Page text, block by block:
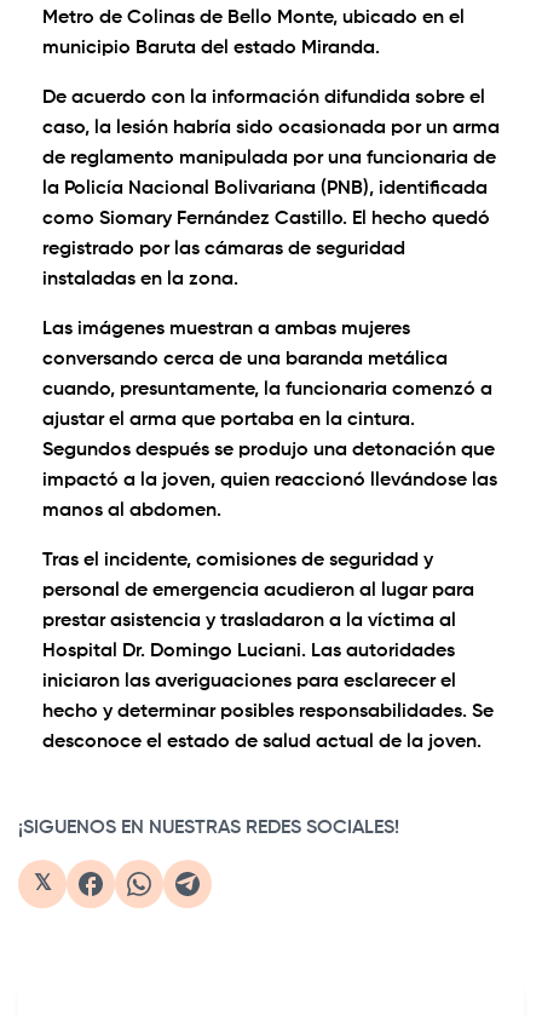
Metro de Colinas de Bello Monte, ubicado en el
municipio Baruta del estado Miranda.
De acuerdo con la información difundida sobre el
caso, la lesión habría sido ocasionada por un arma
de reglamento manipulada por una funcionaria de
la Policía Nacional Bolivariana (PNB), identificada
como Siomary Fernández Castillo. El hecho quedó
registrado por las cámaras de seguridad
instaladas en la zona.
Las imágenes muestran a ambas mujeres
conversando cerca de una baranda metálica
cuando, presuntamente, la funcionaria comenzó a
ajustar el arma que portaba en la cintura.
Segundos después se produjo una detonación que
impactó a la joven, quien reaccionó llevándose las
manos al abdomen.
Tras el incidente, comisiones de seguridad y
personal de emergencia acudieron al lugar para
prestar asistencia y trasladaron a la víctima al
Hospital Dr. Domingo Luciani. Las autoridades
iniciaron las averiguaciones para esclarecer el
hecho y determinar posibles responsabilidades. Se
desconoce el estado de salud actual de la joven.
0:00 / 0:57 1×
¡SIGUENOS EN NUESTRAS REDES SOCIALES!
𝕏